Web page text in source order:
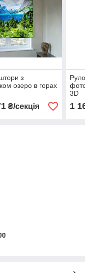
з
озеро в горах
₴/секція
3D
1